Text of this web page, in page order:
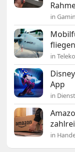
in
in
App
in
in